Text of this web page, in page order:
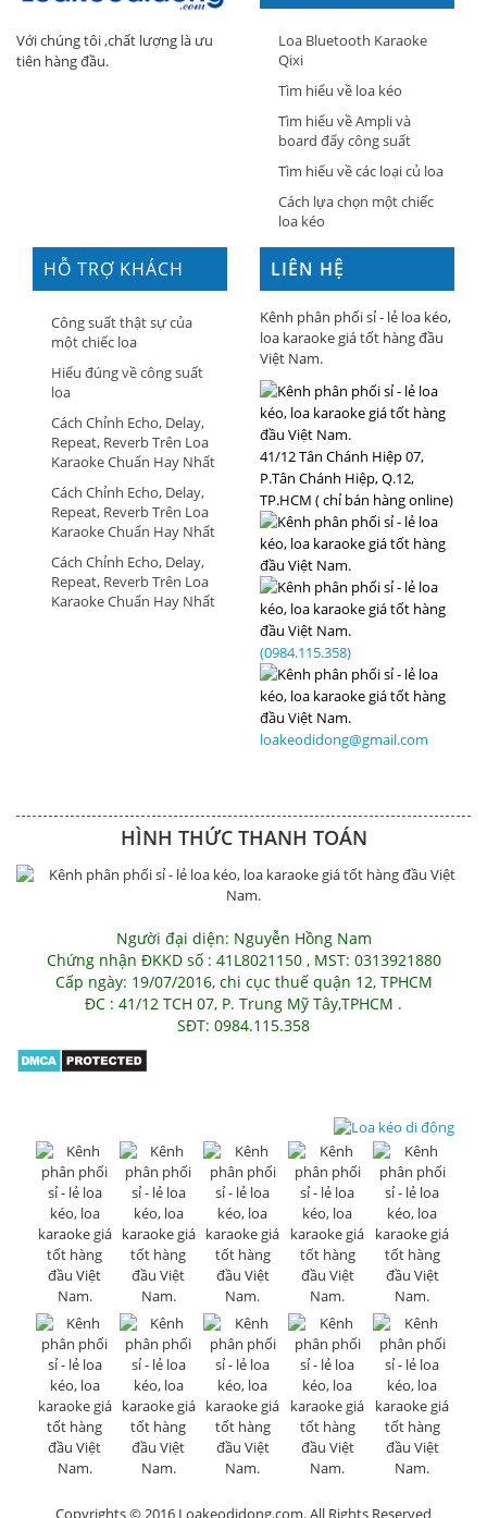
Với chúng tôi ,chất lượng là ưu
tiên hàng đầu.
Loa Bluetooth Karaoke
Qixi
Tìm hiểu về loa kéo
Tìm hiểu về Ampli và
board đẩy công suất
Tìm hiểu về các loại củ loa
Cách lựa chọn một chiếc
loa kéo
HỖ TRỢ KHÁCH
HÀNG
Công suất thật sự của
một chiếc loa
Hiểu đúng về công suất
loa
Cách Chỉnh Echo, Delay,
Repeat, Reverb Trên Loa
Karaoke Chuẩn Hay Nhất
Cách Chỉnh Echo, Delay,
Repeat, Reverb Trên Loa
Karaoke Chuẩn Hay Nhất
Cách Chỉnh Echo, Delay,
Repeat, Reverb Trên Loa
Karaoke Chuẩn Hay Nhất
LIÊN HỆ
Kênh phân phối sỉ - lẻ loa kéo,
loa karaoke giá tốt hàng đầu
Việt Nam.
41/12 Tân Chánh Hiệp 07,
P.Tân Chánh Hiệp, Q.12,
TP.HCM ( chỉ bán hàng online)
(0984.115.358)
loakeodidong@gmail.com
HÌNH THỨC THANH TOÁN
Người đại diện: Nguyễn Hồng Nam
Chứng nhận ĐKKD số : 41L8021150 , MST: 0313921880
Cấp ngày: 19/07/2016, chi cục thuế quận 12, TPHCM
ĐC : 41/12 TCH 07, P. Trung Mỹ Tây,TPHCM .
SĐT: 0984.115.358